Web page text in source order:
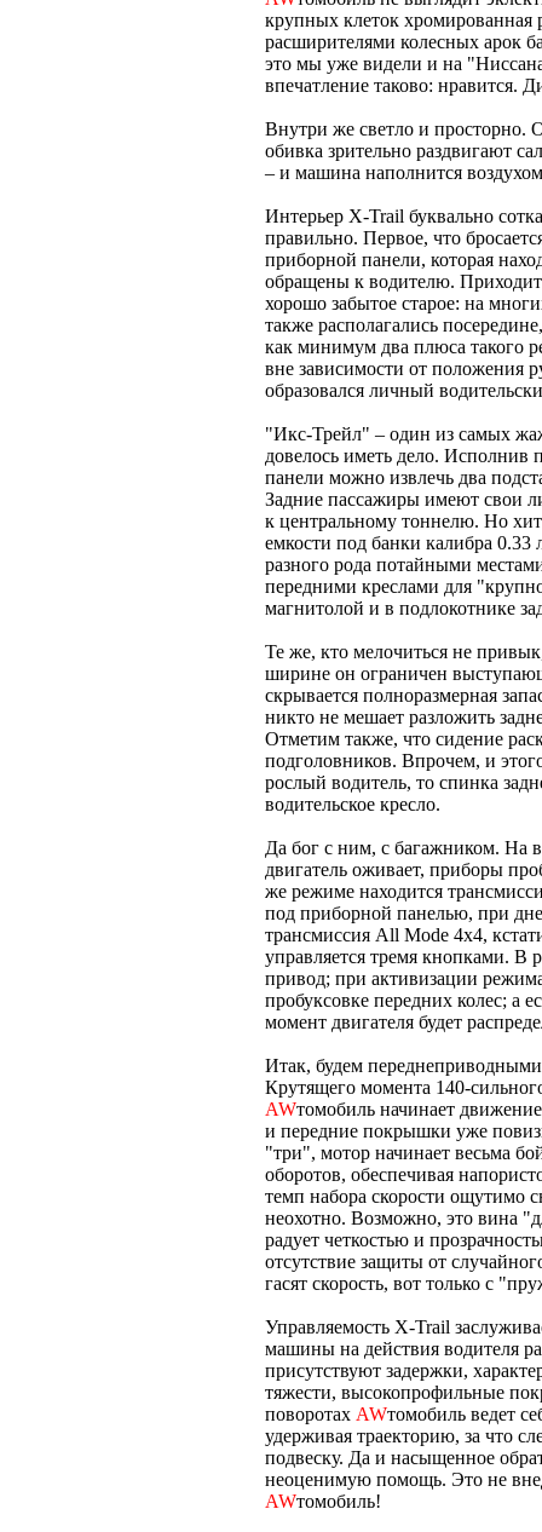
крупных клеток хромированная
расширителями колесных арок
это мы уже видели и на
впечатление таково: нравится.
Внутри же светло и
обивка зрительно раздвигают
– и машина наполнится
Интерьер X-Trail буквально
правильно. Первое, что
приборной панели, которая
обращены к водителю. Приходит
хорошо забытое старое: на
также располагались
как минимум два плюса такого
вне зависимости от положения
образовался личный
"Икс-Трейл" – один из самых
довелось иметь дело. Исполнив
панели можно извлечь два
Задние пассажиры имеют свои
к центральному тоннелю. Но
емкости под банки калибра
разного рода потайными
передними креслами для
магнитолой и в подлокотнике
Те же, кто мелочиться не
ширине он ограничен
скрывается полноразмерная
никто не мешает разложить
Отметим также, что сидение
подголовников. Впрочем, и
рослый водитель, то спинка
водительское кресло.
Да бог с ним, с багажником. На
двигатель оживает, приборы
же режиме находится
под приборной панелью, при
трансмиссия All Mode 4x4,
управляется тремя кнопками. В
привод; при активизации
пробуксовке передних колес; а
момент двигателя будет
Итак, будем
Крутящего момента 140-
AWтомобиль начинает
и передние покрышки уже
"три", мотор начинает весьма
оборотов, обеспечивая
темп набора скорости ощутимо
неохотно. Возможно, это вина
радует четкостью и
отсутствие защиты от
гасят скорость, вот только с
Управляемость X-Trail
машины на действия водителя
присутствуют задержки,
тяжести, высокопрофильные
поворотах AWтомобиль ведет
удерживая траекторию, за что
подвеску. Да и насыщенное
неоценимую помощь. Это не
AWтомобиль!